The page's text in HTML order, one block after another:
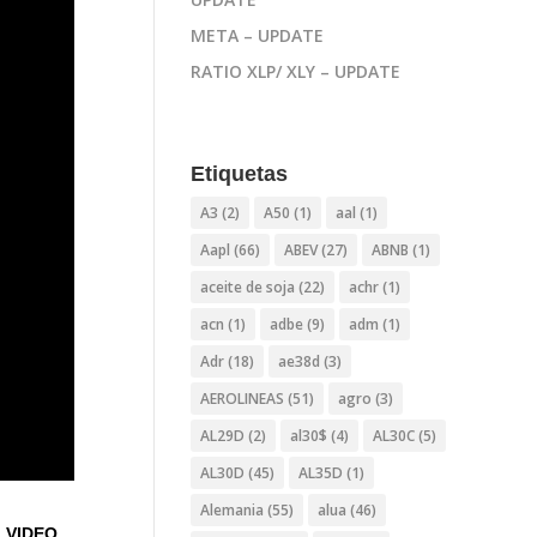
META – UPDATE
RATIO XLP/ XLY – UPDATE
Etiquetas
A3 (2) A50 (1) aal (1)
Aapl (66) ABEV(27) ABNB (1)
aceite de soja (22) achr(1)
acn (1) adbe (9) adm (1)
Adr(18) ae38d (3)
AEROLINEAS (51) agro (3)
AL29D (2) al30$ (4) AL30C(5)
AL30D (45) AL35D (1)
Alemania (55) alua (46)